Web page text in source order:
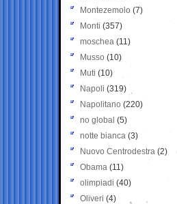
Montezemolo (7)
Monti (357)
moschea (11)
Musso (10)
Muti (10)
Napoli (319)
Napolitano (220)
no global (5)
notte bianca (3)
Nuovo Centrodestra (2)
Obama (11)
olimpiadi (40)
Oliveri (4)